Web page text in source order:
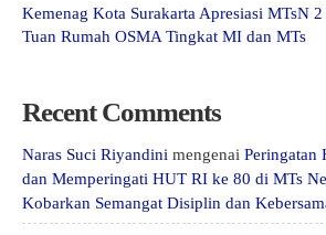
Kemenag Kota Surakarta Apresiasi MTsN 2
Tuan Rumah OSMA Tingkat MI dan MTs
Recent Comments
Naras Suci Riyandini mengenai Peringatan
dan Memperingati HUT RI ke 80 di MTs
Kobarkan Semangat Disiplin dan